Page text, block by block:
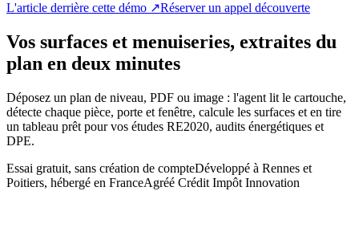
L'article derrière cette démo ↗Réserver un appel découverte
Vos surfaces et menuiseries, extraites du
plan en deux minutes
Déposez un plan de niveau, PDF ou image : l'agent lit le cartouche,
détecte chaque pièce, porte et fenêtre, calcule les surfaces et en tire
un tableau prêt pour vos études RE2020, audits énergétiques et
DPE.
Essai gratuit, sans création de compteDéveloppé à Rennes et
Poitiers, hébergé en FranceAgréé Crédit Impôt Innovation